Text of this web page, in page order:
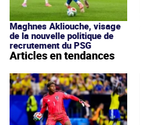
Maghnes Akliouche, visage
de la nouvelle politique de
recrutement du PSG
Articles en tendances